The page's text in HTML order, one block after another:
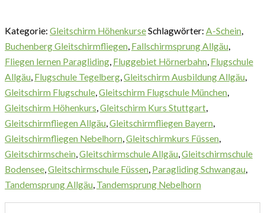
Kategorie: Gleitschirm HöhenkurseSchlagwörter: A-Schein,
Buchenberg Gleitschirmfliegen, Fallschirmsprung Allgäu,
Fliegen lernen Paragliding, Fluggebiet Hörnerbahn, Flugschule
Allgäu, Flugschule Tegelberg,Gleitschirm Ausbildung Allgäu,
Gleitschirm Flugschule,Gleitschirm Flugschule München,
Gleitschirm Höhenkurs,Gleitschirm Kurs Stuttgart,
Gleitschirmfliegen Allgäu,Gleitschirmfliegen Bayern,
Gleitschirmfliegen Nebelhorn,Gleitschirmkurs Füssen,
Gleitschirmschein,Gleitschirmschule Allgäu,Gleitschirmschule
Bodensee,Gleitschirmschule Füssen, Paragliding Schwangau,
Tandemsprung Allgäu, Tandemsprung Nebelhorn